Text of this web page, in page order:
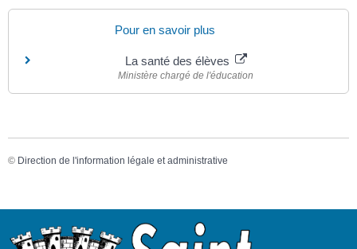
Pour en savoir plus
La santé des élèves
Ministère chargé de l'éducation
© Direction de l'information légale et administrative